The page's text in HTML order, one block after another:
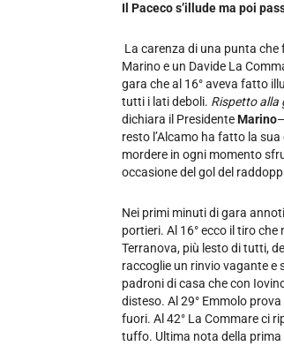
Il Paceco s’illude ma poi
La carenza di una punta
Marino e un Davide La
gara che al 16° aveva fatto
tutti i lati deboli. Rispetto alla
dichiara il PresidenteMarino–
resto l’Alcamo ha fatto la
mordere in ogni momento
occasione del gol del
Nei primi minuti di gara
portieri. Al 16° ecco il tiro
Terranova, più lesto di tutti,
raccoglie un rinvio vagante e
padroni di casa che con
disteso. Al 29° Emmolo
fuori. Al 42° La Commare ci
tuffo. Ultima nota della prima